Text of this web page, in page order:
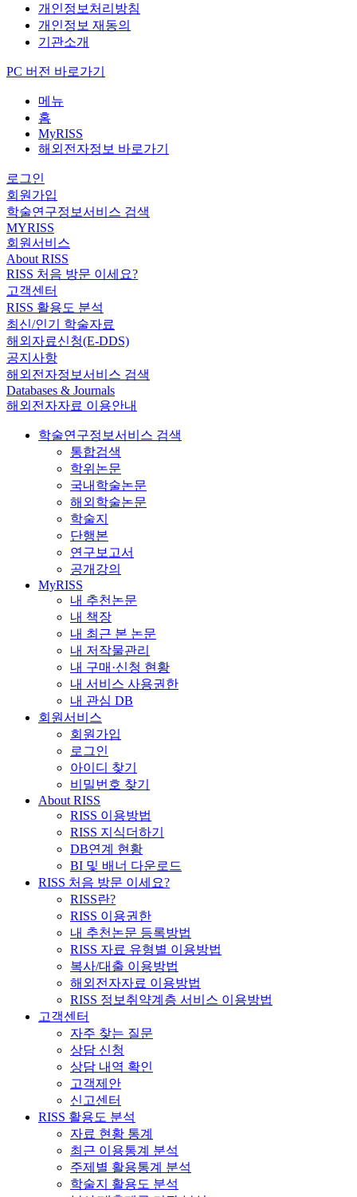
개인정보처리방침
개인정보 재동의
기관소개
PC 버전 바로가기
메뉴
홈
MyRISS
해외전자정보 바로가기
로그인
회원가입
학술연구정보서비스 검색
MYRISS
회원서비스
About RISS
RISS 처음 방문 이세요?
고객센터
RISS 활용도 분석
최신/인기 학술자료
해외자료신청(E-DDS)
공지사항
해외전자정보서비스 검색
Databases & Journals
해외전자자료 이용안내
학술연구정보서비스 검색
통합검색
학위논문
국내학술논문
해외학술논문
학술지
단행본
연구보고서
공개강의
MyRISS
내 추천논문
내 책장
내 최근 본 논문
내 저작물관리
내 구매·신청 현황
내 서비스 사용권한
내 관심 DB
회원서비스
회원가입
로그인
아이디 찾기
비밀번호 찾기
About RISS
RISS 이용방법
RISS 지식더하기
DB연계 현황
BI 및 배너 다운로드
RISS 처음 방문 이세요?
RISS란?
RISS 이용권한
내 추천논문 등록방법
RISS 자료 유형별 이용방법
복사/대출 이용방법
해외전자자료 이용방법
RISS 정보취약계층 서비스 이용방법
고객센터
자주 찾는 질문
상담 신청
상담 내역 확인
고객제안
신고센터
RISS 활용도 분석
자료 현황 통계
최근 이용통계 분석
주제별 활용통계 분석
학술지 활용도 분석